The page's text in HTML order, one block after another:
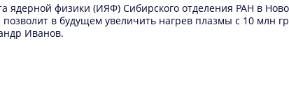
физики (ИЯФ) Сибирского отделения РАН в
в будущем увеличить нагрев плазмы с 10 млн
Иванов.